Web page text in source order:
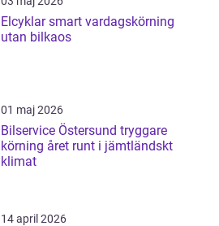
Elcyklar smart vardagskörning
utan bilkaos
01 maj 2026
Bilservice Östersund tryggare
körning året runt i jämtländskt
klimat
14 april 2026